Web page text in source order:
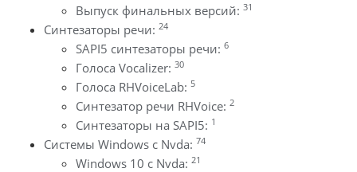
Выпуск финальных версий: 31
Синтезаторы речи: 24
SAPI5 синтезаторы речи: 6
Голоса Vocalizer: 30
Голоса RHVoiceLab: 5
Синтезатор речи RHVoice: 2
Синтезаторы на SAPI5: 1
Системы Windows с Nvda: 74
Windows 10 с Nvda: 21